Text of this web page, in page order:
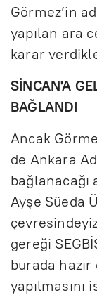
Görmez’in
yapılan ara
karar
SİNCAN'A
BAĞLANDI
Ancak
de Ankara
bağlanacağı
Ayşe Süeda
gereği
burada
yapılmasını